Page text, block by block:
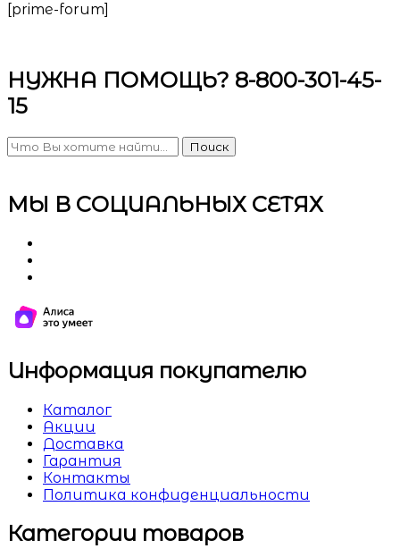
[prime-forum]
НУЖНА ПОМОЩЬ? 8-800-301-45-
15
Поиск
МЫ В СОЦИАЛЬНЫХ СЕТЯХ
Информация покупателю
Каталог
Акции
Доставка
Гарантия
Контакты
Политика конфиденциальности
Категории товаров